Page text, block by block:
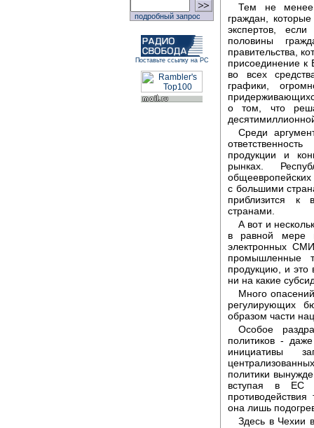
подробный запрос
Поставьте ссылку на РС
Тем не
граждан,
экспертов,
половины
правительства,
присоединение к
во всех
графики,
о том, что
Среди
продукции и
рынках.
с большими
приблизится к
странами.
А вот и
в равной мере
электронных
промышленные
продукцию, и это
ни на какие
Много
регулирующих
образом части
Особое
политиков -
инициативы
политики
вступая в ЕС
она лишь
Здесь в Чехии